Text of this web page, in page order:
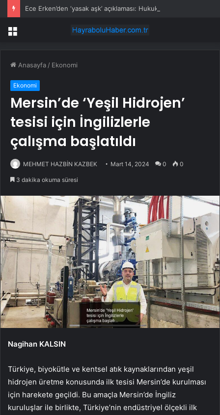
Menü
Anasayfa / Ekonomi
Ekonomi
Mersin’de ‘Yeşil Hidrojen’
tesisi için İngilizlerle
çalışma başlatıldı
MEHMET HAZBİN KAZBEK Mart 14, 2024 0 0
3 dakika okuma süresi
Nagihan KALSIN
Türkiye, biyokütle ve kentsel atık kaynaklarından yeşil
hidrojen üretme konusunda ilk tesisi Mersin’de kurulması
için harekete geçildi. Bu amaçla Mersin’de İngiliz
kuruluşlar ile birlikte, Türkiye’nin endüstriyel ölçekli ilk